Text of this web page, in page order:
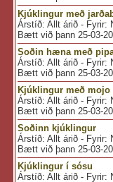
Kjúklingur með
Árstíð: Allt árið - Fyrir:
Bætt við þann 25-03-
Soðin hæna með
Árstíð: Allt árið - Fyrir:
Bætt við þann 25-03-
Kjúklingur með mojo
Árstíð: Allt árið - Fyrir:
Bætt við þann 25-03-
Soðinn kjúklingur
Árstíð: Allt árið - Fyrir:
Bætt við þann 25-03-
Kjúklingur í sósu
Árstíð: Allt árið - Fyrir: